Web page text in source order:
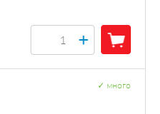
+
много